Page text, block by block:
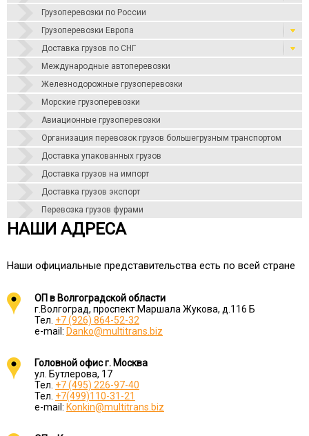
Грузоперевозки по России
Грузоперевозки Европа
Доставка грузов по СНГ
Международные автоперевозки
Железнодорожные грузоперевозки
Морские грузоперевозки
Авиационные грузоперевозки
Организация перевозок грузов большегрузным транспортом
Доставка упакованных грузов
Доставка грузов на импорт
Доставка грузов экспорт
Перевозка грузов фурами
НАШИ АДРЕСА
Наши официальные представительства есть по всей стране
ОП в Волгоградской области
г.Волгоград, проспект Маршала Жукова, д.116 Б
Тел. +7 (926) 864-52-32
e-mail: Danko@multitrans.biz
Головной офис г. Москва
ул. Бутлерова, 17
Тел. +7 (495) 226-97-40
Тел. +7(499)110-31-21
e-mail: Konkin@multitrans.biz